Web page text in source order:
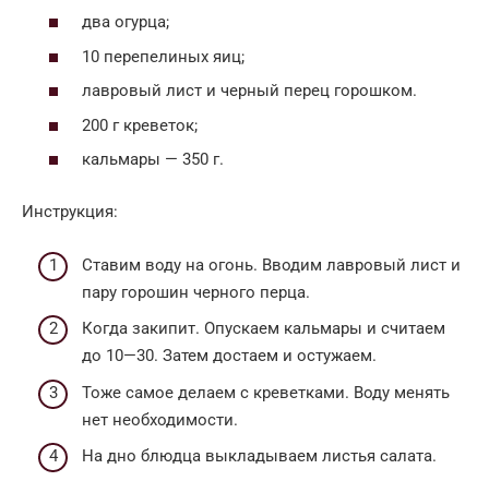
два огурца;
10 перепелиных яиц;
лавровый лист и черный перец горошком.
200 г креветок;
кальмары — 350 г.
Инструкция:
Ставим воду на огонь. Вводим лавровый лист и
пару горошин черного перца.
Когда закипит. Опускаем кальмары и считаем
до 10—30. Затем достаем и остужаем.
Тоже самое делаем с креветками. Воду менять
нет необходимости.
На дно блюдца выкладываем листья салата.